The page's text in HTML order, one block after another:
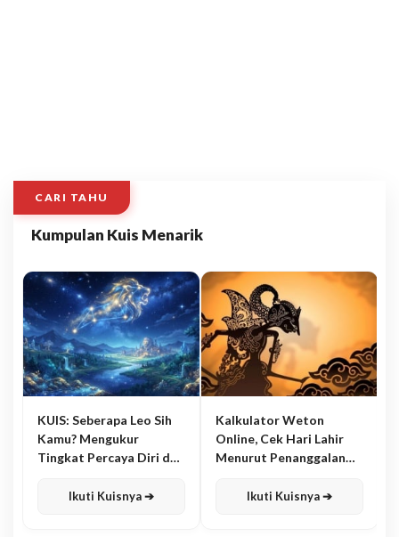
CARI TAHU
Kumpulan Kuis Menarik
KUIS: Seberapa Leo Sih
Kamu? Mengukur
Tingkat Percaya Diri dan
Ikuti Kuisnya ➔
Kalkulator Weton
Online, Cek Hari Lahir
Menurut Penanggalan
Ikuti Kuisnya ➔